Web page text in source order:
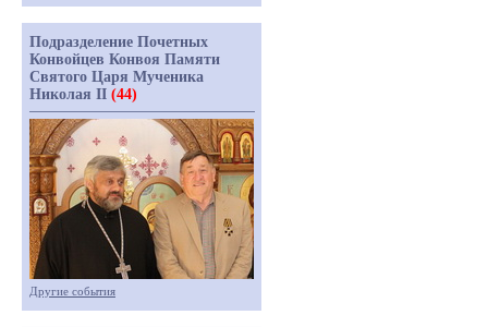
Подразделение Почетных
Конвойцев Конвоя Памяти
Святого Царя Мученика
Николая II (44)
Другие события